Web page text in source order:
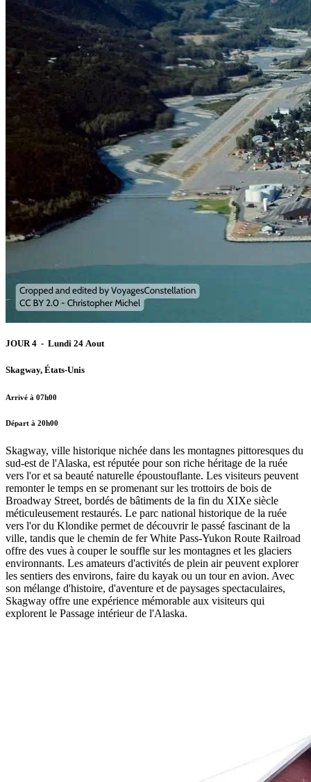
JOUR 4 - Lundi 24 Aout
Skagway, États-Unis
Arrivé à 07h00
Départ à 20h00
Skagway, ville historique nichée dans les montagnes pittoresques du
sud-est de l'Alaska, est réputée pour son riche héritage de la ruée
vers l'or et sa beauté naturelle époustouflante. Les visiteurs peuvent
remonter le temps en se promenant sur les trottoirs de bois de
Broadway Street, bordés de bâtiments de la fin du XIXe siècle
méticuleusement restaurés. Le parc national historique de la ruée
vers l'or du Klondike permet de découvrir le passé fascinant de la
ville, tandis que le chemin de fer White Pass-Yukon Route Railroad
offre des vues à couper le souffle sur les montagnes et les glaciers
environnants. Les amateurs d'activités de plein air peuvent explorer
les sentiers des environs, faire du kayak ou un tour en avion. Avec
son mélange d'histoire, d'aventure et de paysages spectaculaires,
Skagway offre une expérience mémorable aux visiteurs qui
explorent le Passage intérieur de l'Alaska.